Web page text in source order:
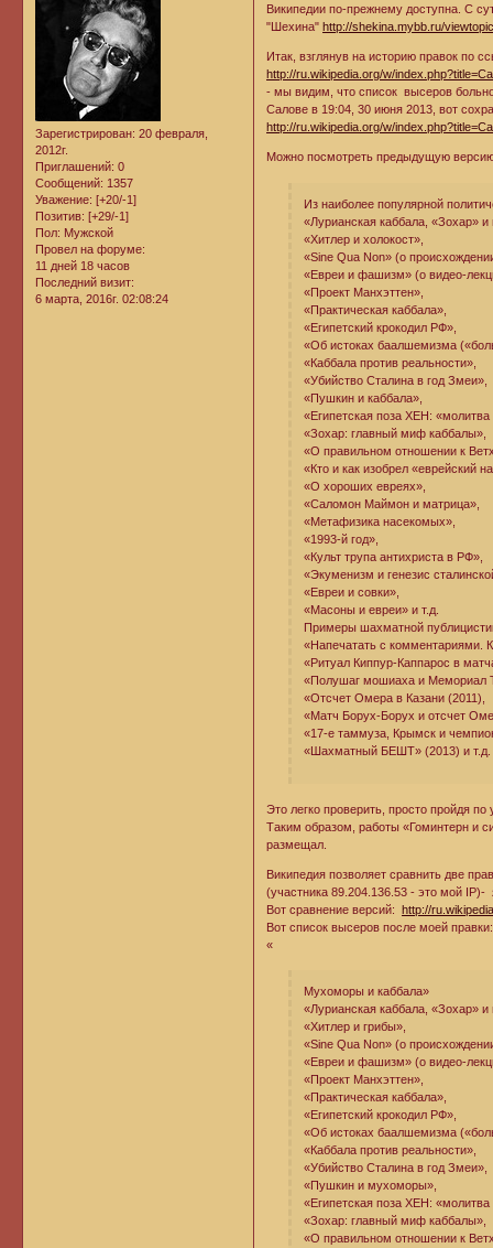
Зарегистрирован: 20 февраля,
2012г.
Приглашений: 0
Сообщений: 1357
Уважение: [+20/-1]
Позитив: [+29/-1]
Пол: Мужской
Провел на форуме:
11 дней 18 часов
Последний визит:
6 марта, 2016г. 02:08:24
Википедии по-прежнему доступна. С
"Шехина" http://shekina.mybb.ru/
Итак, взглянув на историю правок по
http://ru.wikipedia.org/w/
- мы видим, что список высеров
Салове в 19:04, 30 июня 2013, вот
http://ru.wikipedia.org/w/
Можно посмотреть предыдущую версию
Из наиболее популярной
«Лурианская каббала, «Зохар»
«Хитлер и холокост»,
«Sine Qua Non» (о
«Евреи и фашизм» (о видео-
«Проект Манхэттен»,
«Практическая каббала»,
«Египетский крокодил РФ»,
«Об истоках баалшемизма
«Каббала против реальности»,
«Убийство Сталина в год Змеи»,
«Пушкин и каббала»,
«Египетская поза ХЕН: «молитва
«Зохар: главный миф каббалы»,
«О правильном отношении к
«Кто и как изобрел «еврейский
«О хороших евреях»,
«Саломон Маймон и матрица»,
«Метафизика насекомых»,
«1993-й год»,
«Культ трупа антихриста в РФ»,
«Экуменизм и генезис
«Евреи и совки»,
«Масоны и евреи» и т.д.
Примеры шахматной
«Напечатать с комментариями.
«Ритуал Киппур-Каппарос в
«Полушаг мошиаха и Мемориал
«Отсчет Омера в Казани (2011),
«Матч Борух-Борух и отсчет
«17-е таммуза, Крымск и
«Шахматный БЕШТ» (2013) и т.д.
Это легко проверить, просто пройдя
Таким образом, работы «Гоминтерн и
размещал.
Википедия позволяет сравнить две
(участника 89.204.136.53 - это мой IP)-
Вот сравнение версий:http://
Вот список высеров после моей правки:
«
Мухоморы и каббала»
«Лурианская каббала, «Зохар»
«Хитлер и грибы»,
«Sine Qua Non» (о
«Евреи и фашизм» (о видео-
«Проект Манхэттен»,
«Практическая каббала»,
«Египетский крокодил РФ»,
«Об истоках баалшемизма
«Каббала против реальности»,
«Убийство Сталина в год Змеи»,
«Пушкин и мухоморы»,
«Египетская поза ХЕН: «молитва
«Зохар: главный миф каббалы»,
«О правильном отношении к